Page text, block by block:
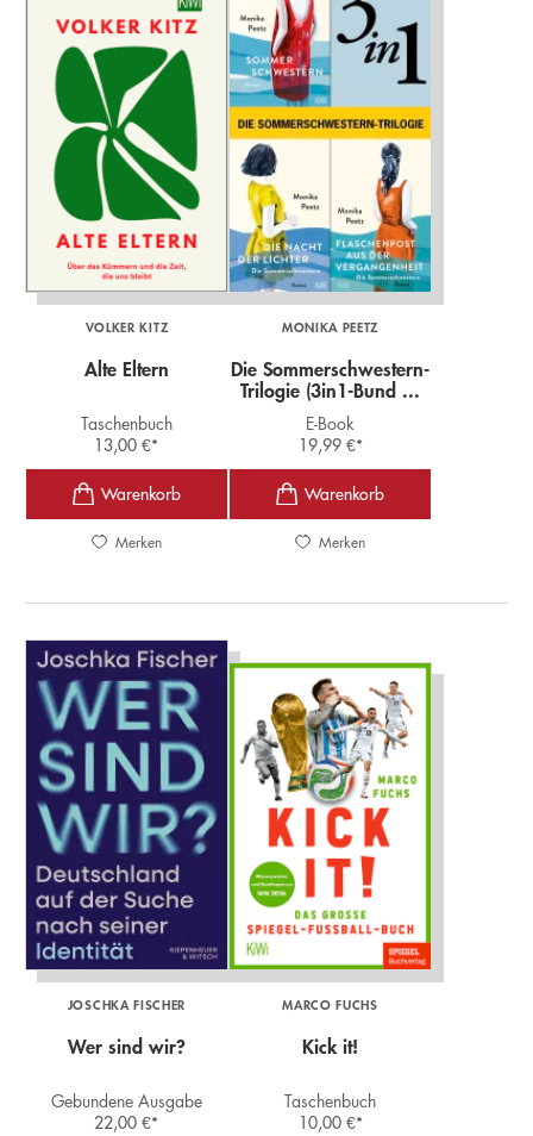
VOLKER KITZ
Alte Eltern
Taschenbuch
13,00€*
Merken
MONIKA PEETZ
Die Sommerschwestern-
Trilogie (3in1-Bund ...
E-Book
19,99 €*
Merken
JOSCHKA FISCHER
Wer sind wir?
Gebundene Ausgabe
22,00€*
MARCO FUCHS
Kick it!
Taschenbuch
10,00 €*